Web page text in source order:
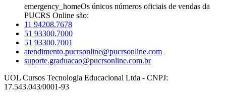
emergency_homeOs únicos números oficiais de vendas da
PUCRS Online são:
11 94208.7678
51 93300.7000
51 93300.7001
atendimento.pucrsonline@pucrsonline.com
suporte.graduacao@pucrsonline.com.br
UOL Cursos Tecnologia Educacional Ltda - CNPJ:
17.543.043/0001-93